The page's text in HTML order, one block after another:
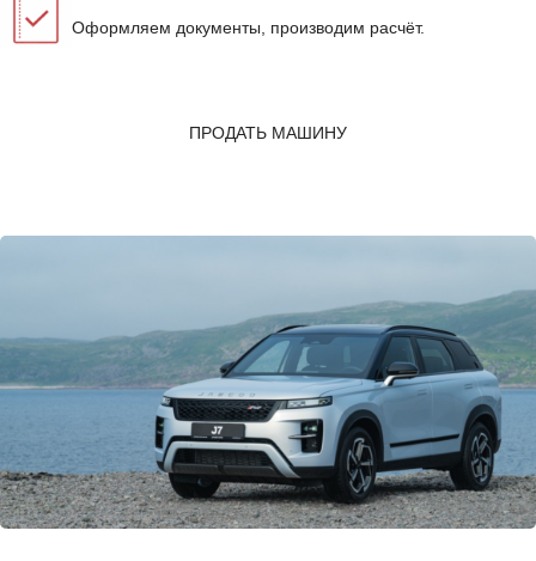
Оформляем документы, производим расчёт.
ПРОДАТЬ МАШИНУ